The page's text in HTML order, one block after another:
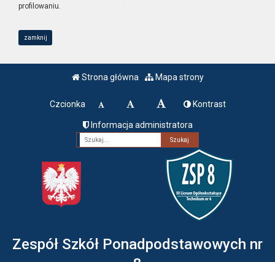
profilowaniu.
zamknij
Strona główna Mapa strony
Czcionka Kontrast
Informacja administratora
Fraza
Zespół Szkół Ponadpodstawowych nr